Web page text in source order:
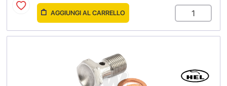
AGGIUNGI AL CARRELLO